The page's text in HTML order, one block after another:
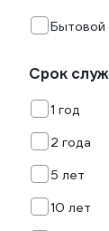
Бытовой
Срок
1 год
2 года
5 лет
10 лет